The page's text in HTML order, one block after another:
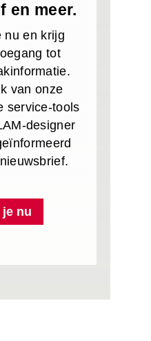
en meer.
nu en krijg
tot
van onze
service-tools
designer
nu